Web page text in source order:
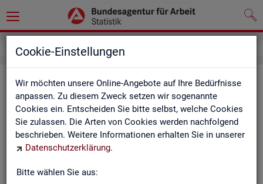
Cookie-Einstellungen
Wir möchten unsere Online-Angebote auf Ihre Bedürfnisse
anpassen. Zu diesem Zweck setzen wir sogenannte
Cookies ein. Entscheiden Sie bitte selbst, welche Cookies
Sie zulassen. Die Arten von Cookies werden nachfolgend
beschrieben. Weitere Informationen erhalten Sie in unserer
Datenschutzerklärung.
Bitte wählen Sie aus:
Ser­vice
Die Sta­tis­tik derBAbie­tet ein brei­tes An­ge­bot an Pro­duk­ten
und Son­der­aus­wer­tung (nachBe­darf). Haben Sie Fra­gen,
einen spe­zi­el­len Da­ten­wunsch oder möch­ten uns ein Feed­
back zu un­se­ren Pro­duk­ten geben, dann schau­en Sie auf den